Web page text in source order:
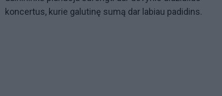
koncertus, kurie galutinę sumą dar labiau padidins.